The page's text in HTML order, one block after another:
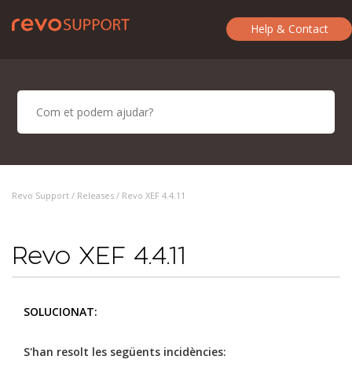
Help & Contact
Revo Support / Releases / Revo XEF 4.4.11
Revo XEF 4.4.11
SOLUCIONAT:
S'han resolt les següents incidències: